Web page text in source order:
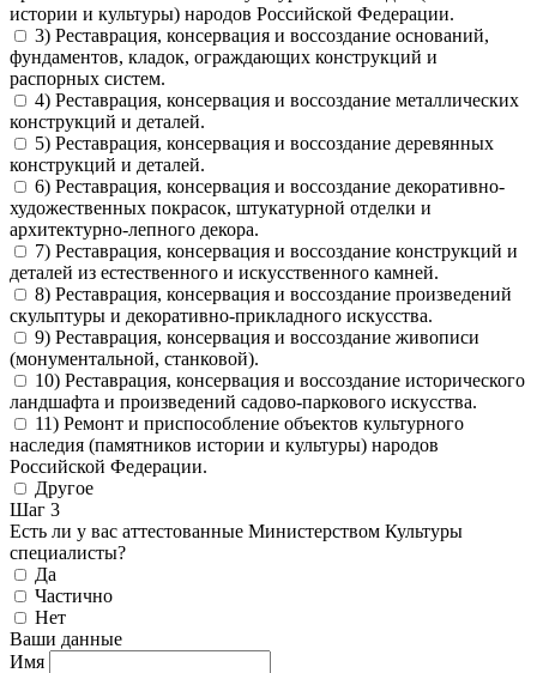
истории и культуры) народов Российской Федерации.
3) Реставрация, консервация и воссоздание оснований,
фундаментов, кладок, ограждающих конструкций и
распорных систем.
4) Реставрация, консервация и воссоздание металлических
конструкций и деталей.
5) Реставрация, консервация и воссоздание деревянных
конструкций и деталей.
6) Реставрация, консервация и воссоздание декоративно-
художественных покрасок, штукатурной отделки и
архитектурно-лепного декора.
7) Реставрация, консервация и воссоздание конструкций и
деталей из естественного и искусственного камней.
8) Реставрация, консервация и воссоздание произведений
скульптуры и декоративно-прикладного искусства.
9) Реставрация, консервация и воссоздание живописи
(монументальной, станковой).
10) Реставрация, консервация и воссоздание исторического
ландшафта и произведений садово-паркового искусства.
11) Ремонт и приспособление объектов культурного
наследия (памятников истории и культуры) народов
Российской Федерации.
Другое
Шаг 3
Есть ли у вас аттестованные Министерством Культуры
специалисты?
Да
Частично
Нет
Ваши данные
Имя